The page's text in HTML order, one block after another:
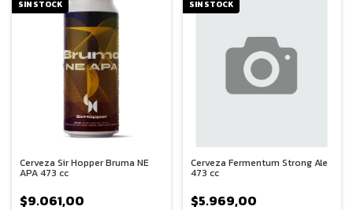
SIN STOCK
Cerveza Sir Hopper Bruma NE
APA 473 cc
$9.061,00
SIN STOCK
Cerveza Fermentum Strong Ale
473 cc
$5.969,00